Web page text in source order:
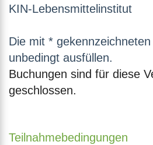
KIN-Lebensmittelinstitut
Die mit *
unbedingt ausfüllen.
Buchungen sind für diese
geschlossen.
Teilnahmebedingungen